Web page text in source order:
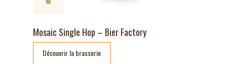
Mosaic Single Hop – Bier Factory
Découvrir la brasserie